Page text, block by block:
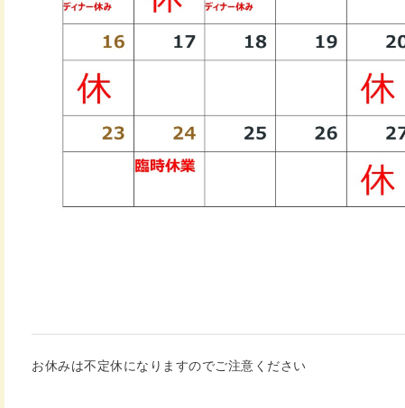
お休みは不定休になりますのでご注意ください